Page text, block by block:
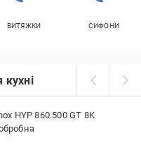
ВИТЯЖКИ СИФОНИ
HYP 860.500 GT 8K